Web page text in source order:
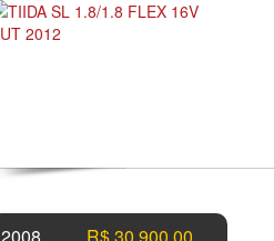
2008 R$ 30.900,00